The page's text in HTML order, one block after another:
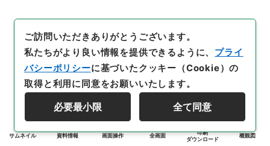
サムネイル 資料情報 画面操作 全画面
印刷
ダウンロード
概観図
ご訪問いただきありがとうございます。
私たちがより良い情報を提供できるように、 プライ
バシーポリシーに基づいたクッキー（Cookie）の
取得と利用に同意をお願いいたします。
必要最小限 全て同意